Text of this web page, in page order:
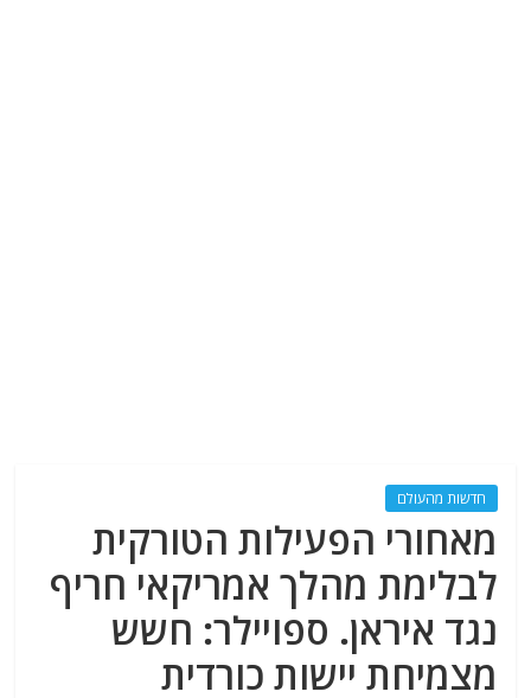
חדשות מהעולם
מאחורי הפעילות הטורקית
לבלימת מהלך אמריקאי חריף
נגד איראן. ספויילר: חשש
מצמיחת יישות כורדית